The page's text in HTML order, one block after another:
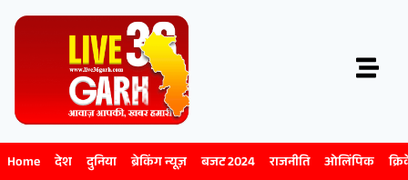
Home देश दुनिया ब्रेकिंग न्यूज़ बजट 2024 राजनीति ओलिंपिक